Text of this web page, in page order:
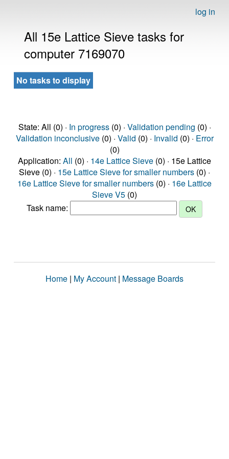
log in
All 15e Lattice Sieve tasks for
computer 7169070
No tasks to display
State: All (0) · In progress(0) · Validation pending (0) ·
Validation inconclusive(0) · Valid (0) · Invalid (0) · Error
(0)
Application: All (0) · 14e Lattice Sieve (0) · 15e Lattice
Sieve (0) · 15e Lattice Sieve for smaller numbers (0) ·
16e Lattice Sieve for smaller numbers (0) · 16e Lattice
Sieve V5 (0)
Task name:
Home | My Account | Message Boards